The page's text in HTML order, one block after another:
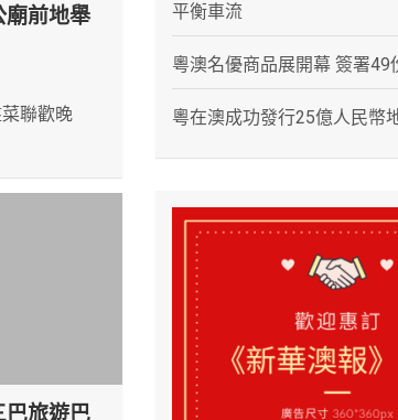
廟前地舉
聯歡晚
巴旅遊巴
平衡車流
粵澳名優商品展開幕 簽署49
粵在澳成功發行25億人民幣